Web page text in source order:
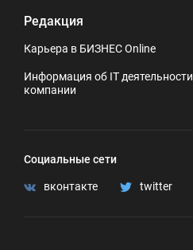
Редакция
Карьера в БИЗНЕС Online
Информация об IT деятельности
компании
Социальные сети
вконтакте twitter